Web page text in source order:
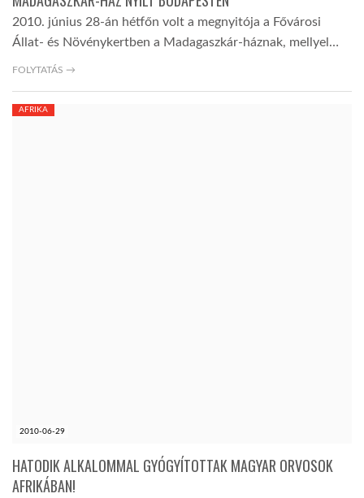
2010. június 28-án hétfőn volt a megnyitója a Fővárosi
Állat- és Növénykertben a Madagaszkár-háznak, mellyel…
FOLYTATÁS →
2010-06-29
AFRIKA
HATODIK ALKALOMMAL GYÓGYÍTOTTAK MAGYAR ORVOSOK
AFRIKÁBAN!